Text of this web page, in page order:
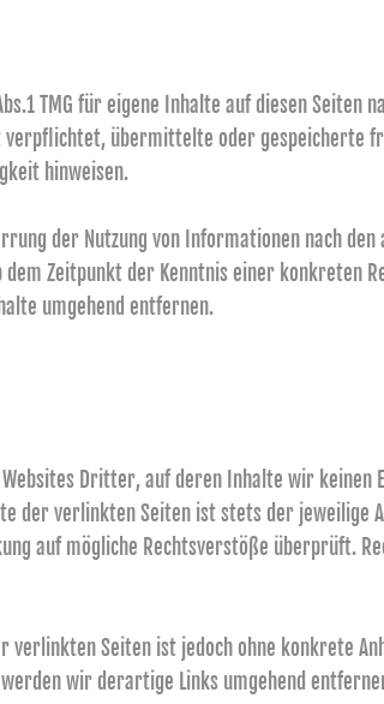
TMG für eigene Inhalte auf diesen Seiten
übermittelte oder gespeicherte
hinweisen.
der Nutzung von Informationen nach
Zeitpunkt der Kenntnis einer konkreten
umgehend entfernen.
Dritter, auf deren Inhalte wir
der verlinkten Seiten ist stets der
auf mögliche Rechtsverstöße überprüft.
verlinkten Seiten ist jedoch ohne konkrete
wir derartige Links umgehend